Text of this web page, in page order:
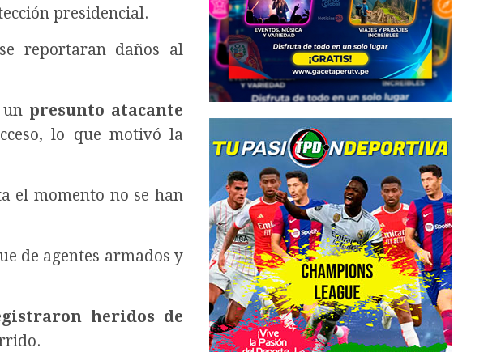
presidencial.
reportaran daños al
presunto atacante
lo que motivó la
el momento no se han
de agentes armados y
heridos de